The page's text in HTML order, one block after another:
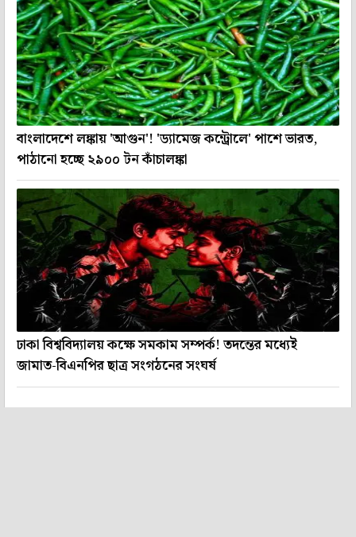
বাংলাদেশে লঙ্কায় 'আগুন'! 'ড্যামেজ কন্ট্রোলে' পাশে ভারত,
পাঠানো হচ্ছে ২৯০০ টন কাঁচালঙ্কা
ঢাকা বিশ্ববিদ্যালয় কক্ষে সমকাম সম্পর্ক! তদন্তের মধ্যেই
জামাত-বিএনপির ছাত্র সংগঠনের সংঘর্ষ